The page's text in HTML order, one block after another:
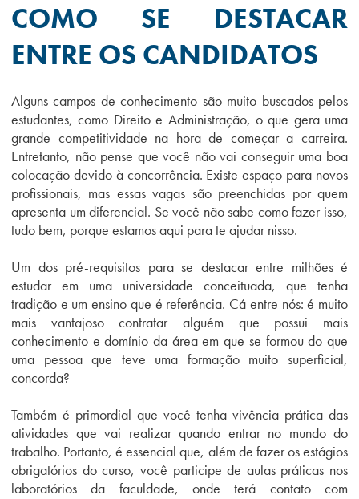
COMO SE DESTACAR
ENTRE OS CANDIDATOS
Alguns campos de conhecimento são muito buscados pelos
estudantes, como Direito e Administração, o que gera uma
grande competitividade na hora de começar a carreira.
Entretanto, não pense que você não vai conseguir uma boa
colocação devido à concorrência. Existe espaço para novos
profissionais, mas essas vagas são preenchidas por quem
apresenta um diferencial. Se você não sabe como fazer isso,
tudo bem, porque estamos aqui para te ajudar nisso.
Um dos pré-requisitos para se destacar entre milhões é
estudar em uma universidade conceituada, que tenha
tradição e um ensino que é referência. Cá entre nós: é muito
mais vantajoso contratar alguém que possui mais
conhecimento e domínio da área em que se formou do que
uma pessoa que teve uma formação muito superficial,
concorda?
Também é primordial que você tenha vivência prática das
atividades que vai realizar quando entrar no mundo do
trabalho. Portanto, é essencial que, além de fazer os estágios
obrigatórios do curso, você participe de aulas práticas nos
laboratórios da faculdade, onde terá contato com